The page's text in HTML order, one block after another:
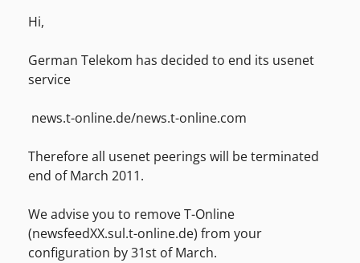
Hi,
German Telekom has decided to end its usenet
service
news.t-online.de/news.t-online.com
Therefore all usenet peerings will be terminated
end of March 2011.
We advise you to remove T-Online
(newsfeedXX.sul.t-online.de) from your
configuration by 31st of March.